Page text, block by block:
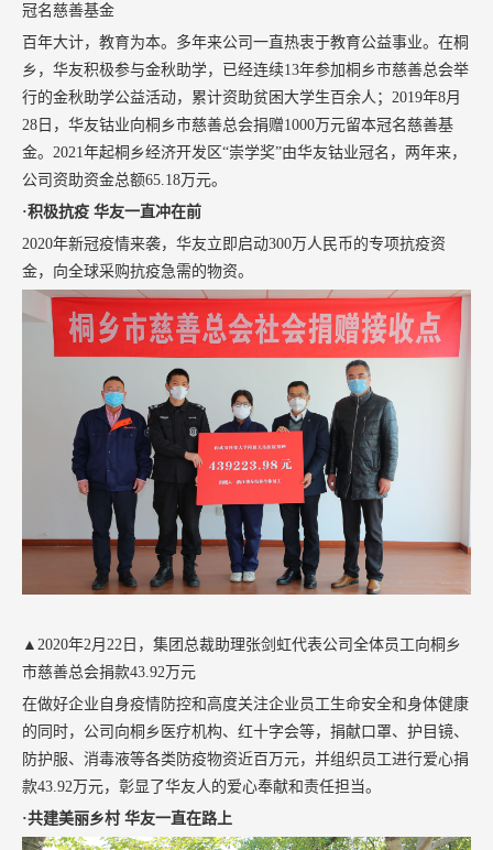
冠名慈善基金
百年大计，教育为本。多年来公司一直热衷于教育公益事业。在桐
乡，华友积极参与金秋助学，已经连续13年参加桐乡市慈善总会举
行的金秋助学公益活动，累计资助贫困大学生百余人；2019年8月
28日，华友钴业向桐乡市慈善总会捐赠1000万元留本冠名慈善基
金。2021年起桐乡经济开发区“崇学奖”由华友钴业冠名，两年来，
公司资助资金总额65.18万元。
·积极抗疫 华友一直冲在前
2020年新冠疫情来袭，华友立即启动300万人民币的专项抗疫资
金，向全球采购抗疫急需的物资。
▲2020年2月22日，集团总裁助理张剑虹代表公司全体员工向桐乡
市慈善总会捐款43.92万元
在做好企业自身疫情防控和高度关注企业员工生命安全和身体健康
的同时，公司向桐乡医疗机构、红十字会等，捐献口罩、护目镜、
防护服、消毒液等各类防疫物资近百万元，并组织员工进行爱心捐
款43.92万元，彰显了华友人的爱心奉献和责任担当。
·共建美丽乡村 华友一直在路上